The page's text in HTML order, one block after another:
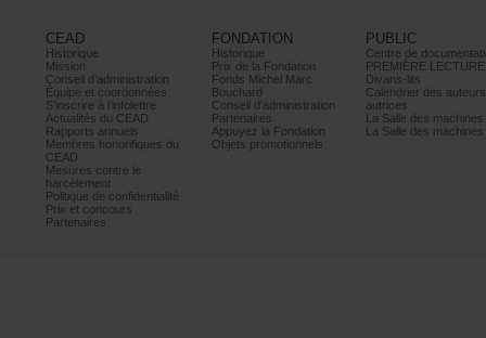
CEAD
Historique
Mission
Conseild’administration
Équipeetcoordonnées
S’inscrireàl’infolettre
ActualitésduCEAD
Rapportsannuels
Membreshonorifiquesdu
CEAD
Mesurescontrele
harcèlement
Politiquedeconfidentialité
Prixetconcours
Partenaires
FONDATION
Historique
PrixdelaFondation
FondsMichelMarc
Bouchard
Conseild’administration
Partenaires
AppuyezlaFondation
Objetspromotionnels
PUBLIC
PREMIÈRELECTURE
Divans-lits
autrices